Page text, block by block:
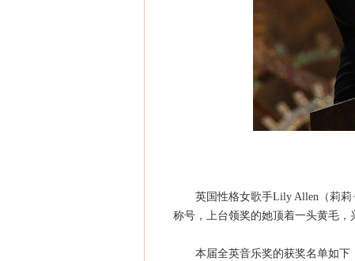
英国性格女歌手Lily Allen（莉莉·
称号，上台领奖的她顶着一头黄毛，
本届全英音乐奖的获奖名单如下